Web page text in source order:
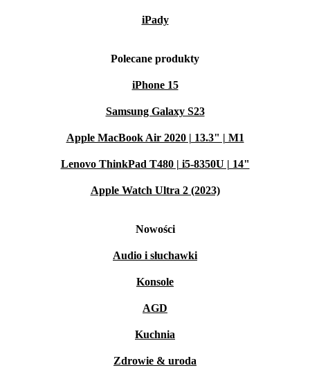
iPady
Polecane produkty
iPhone 15
Samsung Galaxy S23
Apple MacBook Air 2020 | 13.3" | M1
Lenovo ThinkPad T480 | i5-8350U | 14"
Apple Watch Ultra 2 (2023)
Nowości
Audio i słuchawki
Konsole
AGD
Kuchnia
Zdrowie & uroda